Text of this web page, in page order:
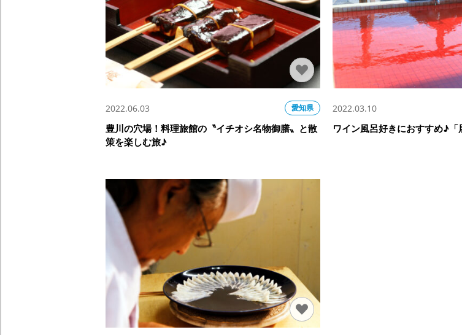
2022.06.03 愛知県
豊川の穴場！料理旅館の〝イチオシ名物御膳〟と散
策を楽しむ旅♪
2022.03.10
ワイン風呂好きにおすすめ♪「